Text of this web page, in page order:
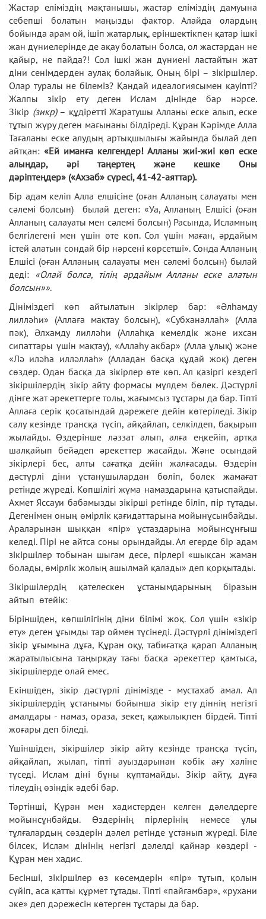
Жастар еліміздің мақтанышы, жастар еліміздің дамуына
себепші болатын маңызды фактор. Алайда олардың
бойында арам ой, ішіп жатарлық, еріншектікпен қатар ішкі
жан дүниелерінде де ақау болатын болса, ол жастардан не
қайыр, не пайда?! Сол ішкі жан дүниені ластайтын жат
діни сенімдерден аулақ болайық. Оның бірі – зікіршілер.
Олар туралы не білеміз? Қандай идеалогиясымен қауіпті?
Жалпы зікір ету деген Ислам дінінде бар нәрсе.
Зікір (зикр)– құдіретті Жаратушы Алланы еске алып, еске
тұтып жүру деген мағынаны білдіреді. Құран Кәрімде Алла
Тағаланы еске алудың артықшылығы жайында былай деп
айтқан: «Ей иманға келгендер! Алланы жиі-жиі көп еске
алыңдар, әрі таңертең және кешке Оны
дәріптеңдер» («Ахзаб» сүресі, 41-42-аяттар).
Бір адам келіп Алла елшісіне (оған Алланың салауаты мен
сәлемі болсын) былай деген: «Уа, Алланың Елшісі (оған
Алланың салауаты мен сәлемі болсын) Расында, Исламның
белгілегені мен үшін өте көп. Сол үшін маған, әрдайым
істей алатын сондай бір нәрсені көрсетші». Сонда Алланың
Елшісі (оған Алланың салауаты мен сәлемі болсын) былай
деді: «Олай болса, тілің әрдайым Алланы еске алатын
болсын»».
Дініміздегі көп айтылатын зікірлер бар: «Әлһамду
лилләһи» (Аллаға мақтау болсын), «Субханаллаһ» (Алла
пәк), Әлхамду лилләһи (Аллаһқа кемелдік және ихсан
сипаттары үшін мақтау), «Аллаһу акбар» (Алла ұлық) және
«Лә иләһа илләллаһ» (Алладан басқа құдай жоқ) деген
сөздер. Одан басқа да зікірлер өте көп. Ал қазіргі кездегі
зікіршілердің зікір айту формасы мүлдем бөлек. Дәстүрлі
дінге жат әрекеттерге толы, жағымсыз тұстары да бар. Тіпті
Аллаға серік қосатындай дәрежеге дейін көтеріледі. Зікір
салу кезінде трансқа түсіп, айқайлап, селкілдеп, бақырып
жылайды. Өздерінше ләззат алып, алға еңкейіп, артқа
шалқайып бейәдеп әрекеттер жасайды. Және осындай
зікірлері бес, алты сағатқа дейін жалғасады. Өздерін
дәстүрлі діни ұстанушылардан бөліп, бөлек жамағат
ретінде жүреді. Көпшілігі жұма намаздарына қатыспайды.
Ахмет Яссауи бабамызды зікірші ретінде біліп, пір тұтады.
Дегенімен оның өмірлік қағидаттарына мойынұсынбайды.
Араларынан шыққан «пір» ұстаздарына мойынсұнғыш
келеді. Пірі не айтса соны орындайды. Ал егерде бір адам
зікіршілер тобынан шығам десе, пірлері «шықсан жаман
болады, өмірлік жолың ашылмай қалады» деп қорқытады.
Зікіршілердің қателескен ұстанымдарының біразын
айтып өтейік:
Біріншіден, көпшілігінің діни білімі жоқ. Сол үшін «зікір
ету» деген ұғымды тар оймен түсінеді. Дәстүрлі дініміздегі
зікір ұғымына дұға, Құран оқу, табиғатқа қарап Алланың
жаратылысына таңырқау тағы басқа әрекеттер қамтыса,
зікіршілерде олай емес.
Екіншіден, зікір дәстүрлі дінімізде - мустахаб амал. Ал
зікіршілердің ұстанымы бойынша зікір ету діннің негізгі
амалдары - намаз, ораза, зекет, қажылықпен бірдей. Тіпті
жоғары деп біледі.
Үшіншіден, зікіршілер зікір айту кезінде трансқа түсіп,
айқайлап, жылап, тіпті ауыздарынан көбік ағу халіне
түседі. Ислам діні бұны құптамайды. Зікір айту, дұға
тілеудің өзіндік әдебі бар.
Төртінші, Құран мен хадистерден келген дәлелдерге
мойынсұнбайды. Өздерінің пірлерінің немесе ұлы
тұлғалардың сөздерін дәлел ретінде ұстанып жүреді. Біле
білсек, Ислам дінінің негізгі дәлелді қайнар көздері -
Құран мен хадис.
Бесінші, зікіршілер өз көсемдерін «пір» тұтып, қолын
сүйіп, аса қатты құрмет тұтады. Тіпті «пайғамбар», «рухани
әке» деп дәрежесін көтерген тұстары да бар.